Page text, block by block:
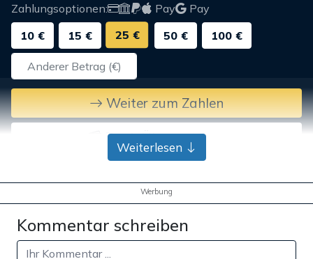
Zahlungsoptionen: Pay
Pay
10 €
15 € 25 € 50 € 100 €
Weiter zum Zahlen
Bank-Überweisung
Weiterlesen
Werbung
Kommentar schreiben